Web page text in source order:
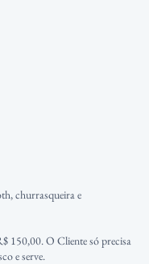
churrasqueira e
150,00. O Cliente só precisa
e serve.